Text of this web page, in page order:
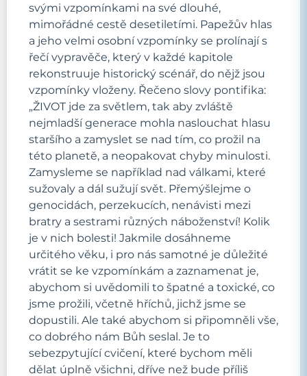
svými vzpomínkami na své dlouhé,
mimořádné cestě desetiletími. Papežův hlas
a jeho velmi osobní vzpomínky se prolínají s
řečí vypravěče, který v každé kapitole
rekonstruuje historický scénář, do nějž jsou
vzpomínky vloženy. Řečeno slovy pontifika:
„ŽIVOT jde za světlem, tak aby zvláště
nejmladší generace mohla naslouchat hlasu
staršího a zamyslet se nad tím, co prožil na
této planetě, a neopakovat chyby minulosti.
Zamysleme se například nad válkami, které
sužovaly a dál sužují svět. Přemýšlejme o
genocidách, perzekucích, nenávisti mezi
bratry a sestrami různých náboženství! Kolik
je v nich bolesti! Jakmile dosáhneme
určitého věku, i pro nás samotné je důležité
vrátit se ke vzpomínkám a zaznamenat je,
abychom si uvědomili to špatné a toxické, co
jsme prožili, včetně hříchů, jichž jsme se
dopustili. Ale také abychom si připomněli vše,
co dobrého nám Bůh seslal. Je to
sebezpytující cvičení, které bychom měli
dělat úplně všichni, dříve než bude příliš